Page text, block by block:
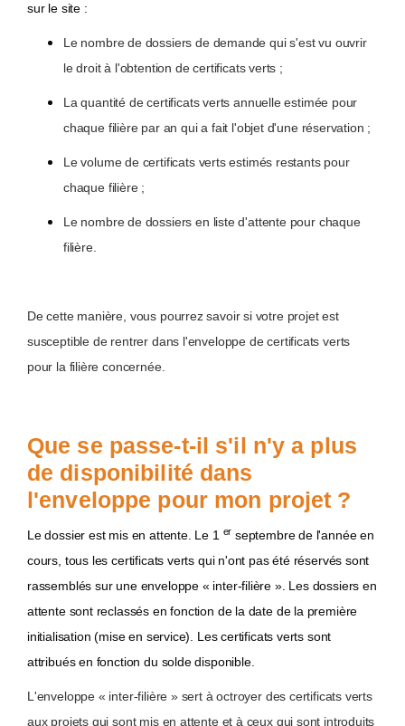
sur le site :
Le nombre de dossiers de demande qui s'est vu ouvrir
le droit à l'obtention de certificats verts ;
La quantité de certificats verts annuelle estimée pour
chaque filière par an qui a fait l'objet d'une réservation ;
Le volume de certificats verts estimés restants pour
chaque filière ;
Le nombre de dossiers en liste d'attente pour chaque
filière.
De cette manière, vous pourrez savoir si votre projet est
susceptible de rentrer dans l'enveloppe de certificats verts
pour la filière concernée.
Que se passe-t-il s'il n'y a plus
de disponibilité dans
l'enveloppe pour mon projet ?
Le dossier est mis en attente. Le 1 er septembre de l'année en
cours, tous les certificats verts qui n'ont pas été réservés sont
rassemblés sur une enveloppe « inter-filière ». Les dossiers en
attente sont reclassés en fonction de la date de la première
initialisation (mise en service). Les certificats verts sont
attribués en fonction du solde disponible.
L'enveloppe « inter-filière » sert à octroyer des certificats verts
aux projets qui sont mis en attente et à ceux qui sont introduits